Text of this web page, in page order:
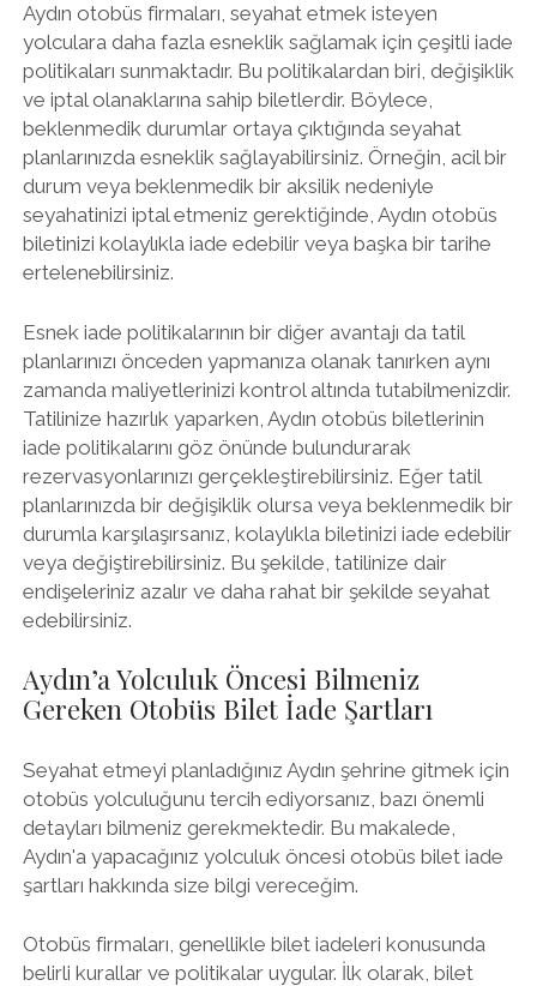
Aydın otobüs firmaları, seyahat etmek isteyen
yolculara daha fazla esneklik sağlamak için çeşitli iade
politikaları sunmaktadır. Bu politikalardan biri, değişiklik
ve iptal olanaklarına sahip biletlerdir. Böylece,
beklenmedik durumlar ortaya çıktığında seyahat
planlarınızda esneklik sağlayabilirsiniz. Örneğin, acil bir
durum veya beklenmedik bir aksilik nedeniyle
seyahatinizi iptal etmeniz gerektiğinde, Aydın otobüs
biletinizi kolaylıkla iade edebilir veya başka bir tarihe
ertelenebilirsiniz.
Esnek iade politikalarının bir diğer avantajı da tatil
planlarınızı önceden yapmanıza olanak tanırken aynı
zamanda maliyetlerinizi kontrol altında tutabilmenizdir.
Tatilinize hazırlık yaparken, Aydın otobüs biletlerinin
iade politikalarını göz önünde bulundurarak
rezervasyonlarınızı gerçekleştirebilirsiniz. Eğer tatil
planlarınızda bir değişiklik olursa veya beklenmedik bir
durumla karşılaşırsanız, kolaylıkla biletinizi iade edebilir
veya değiştirebilirsiniz. Bu şekilde, tatilinize dair
endişeleriniz azalır ve daha rahat bir şekilde seyahat
edebilirsiniz.
Aydın’a Yolculuk Öncesi Bilmeniz
Gereken Otobüs Bilet İade Şartları
Seyahat etmeyi planladığınız Aydın şehrine gitmek için
otobüs yolculuğunu tercih ediyorsanız, bazı önemli
detayları bilmeniz gerekmektedir. Bu makalede,
Aydın'a yapacağınız yolculuk öncesi otobüs bilet iade
şartları hakkında size bilgi vereceğim.
Otobüs firmaları, genellikle bilet iadeleri konusunda
belirli kurallar ve politikalar uygular. İlk olarak, bilet